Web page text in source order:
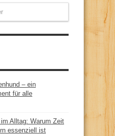
– ein
für alle
im Alltag: Warum Zeit
essenziell ist